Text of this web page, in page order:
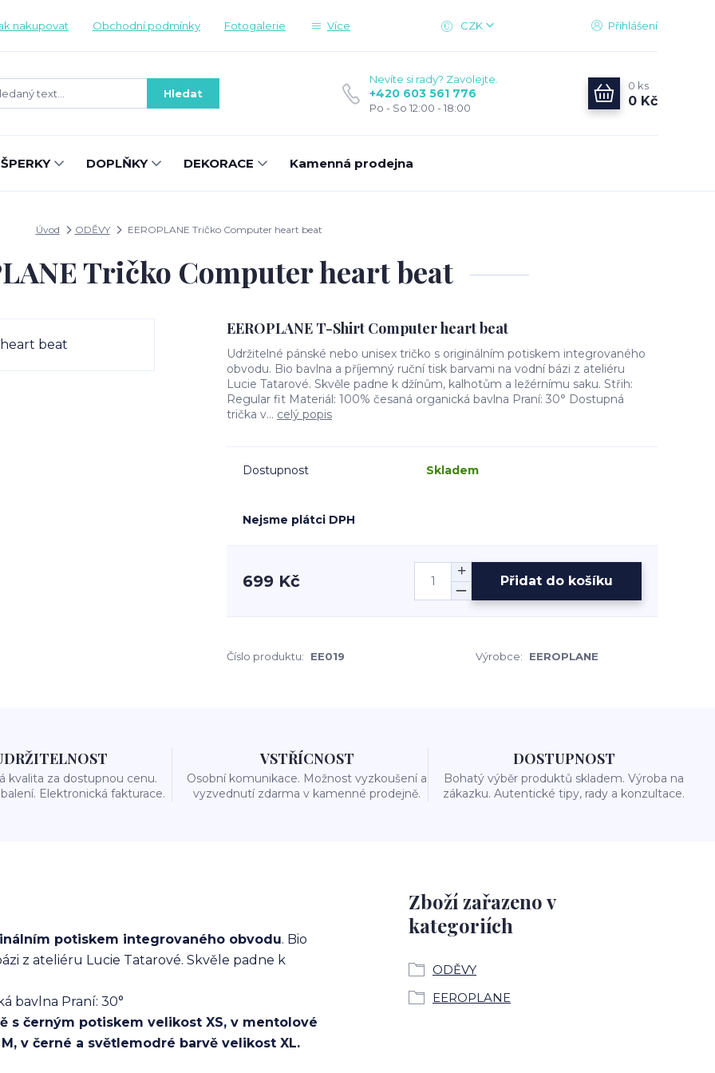
nakupovat Obchodní podmínky Fotogalerie Více CZK Přihlášení
Hledat
Nevíte si rady? Zavolejte.
+420 603 561 776
Po - So 12:00 - 18:00
0 ks
0 Kč
ŠPERKY DOPLŇKY DEKORACE Kamenná prodejna
Úvod ODĚVY EEROPLANE Tričko Computer heart beat
Tričko Computer heart beat
EEROPLANE T-Shirt Computer heart beat
Udržitelné pánské nebo unisex tričko s originálním potiskem integrovaného
obvodu. Bio bavlna a příjemný ruční tisk barvami na vodní bázi z ateliéru
Lucie Tatarové. Skvěle padne k džínům, kalhotům a ležérnímu saku. Střih:
Regular fit Materiál: 100% česaná organická bavlna Praní: 30° Dostupná
trička v... celý popis
Dostupnost Skladem
Nejsme plátci DPH
699 Kč Přidat do košíku
Číslo produktu: EE019 Výrobce: EEROPLANE
kvalita za dostupnou cenu.
Elektronická fakturace.
VSTŘÍCNOST
Osobní komunikace. Možnost vyzkoušení a
vyzvednutí zdarma v kamenné prodejně.
DOSTUPNOST
Bohatý výběr produktů skladem. Výroba na
zákazku. Autentické tipy, rady a konzultace.
potiskem integrovaného obvodu. Bio
z ateliéru Lucie Tatarové. Skvěle padne k
bavlna Praní: 30°
s černým potiskem velikost XS, v mentolové
v černé a světlemodré barvě velikost XL.
Zboží zařazeno v
kategoriích
ODĚVY
EEROPLANE